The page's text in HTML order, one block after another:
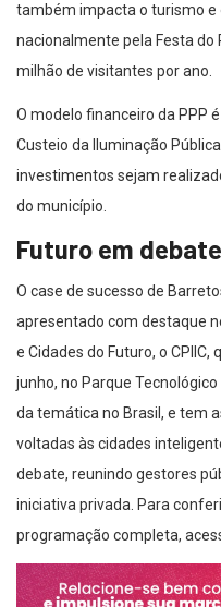
também impacta o turismo e
nacionalmente pela Festa do
milhão de visitantes por ano.
O modelo financeiro da PPP
Custeio da Iluminação
investimentos sejam
do município.
Futuro em debate
O case de sucesso de
apresentado com destaque
e Cidades do Futuro, o
junho, no Parque
da temática no Brasil, e tem
voltadas às cidades
debate, reunindo gestores
iniciativa privada. Para
programação completa,